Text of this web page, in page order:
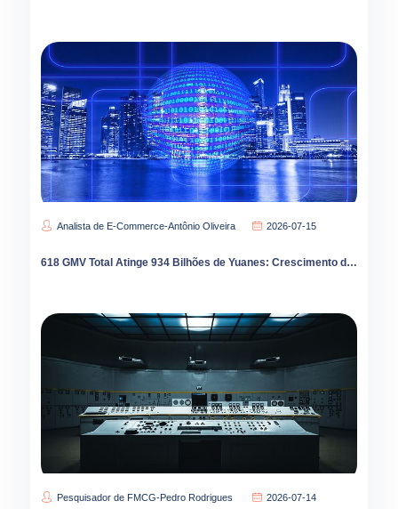
Analista de E-Commerce-Antônio Oliveira 2026-07-15
618 GMV Total Atinge 934 Bilhões de Yuanes: Crescimento de 112% do Varejo Instantâneo Redesenha E-Commerce
Pesquisador de FMCG-Pedro Rodrigues 2026-07-14